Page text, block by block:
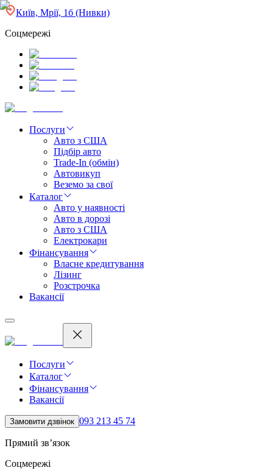
Київ, Мрії, 1б (Нивки)
Соцмережі
Послуги
Авто з США
Підбір авто
Trade-In (обмін)
Автовикуп
Веземо за свої
Каталог
Авто у наявності
Авто в дорозі
Авто з США
Електрокари
Фінансування
Власне кредитування
Лізинг
Розстрочка
Вакансії
Послуги
Каталог
Фінансування
Вакансії
Замовити дзвінок 093 213 45 74
Прямий зв’язок
Соцмережі